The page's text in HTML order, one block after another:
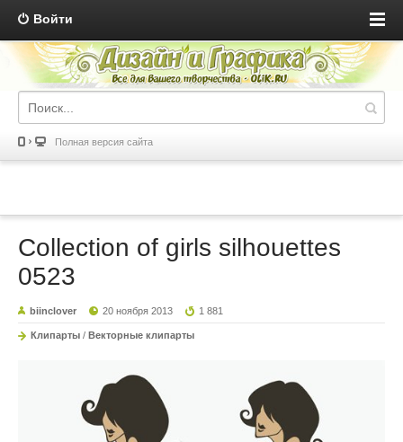
Войти
Полная версия сайта
Сollection of girls silhouettes
0523
biinclover 20 ноября 2013 1 881
Клипарты / Векторные клипарты